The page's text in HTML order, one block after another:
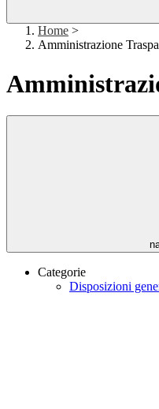
Home >
Amministrazione
Categorie
Disposizioni